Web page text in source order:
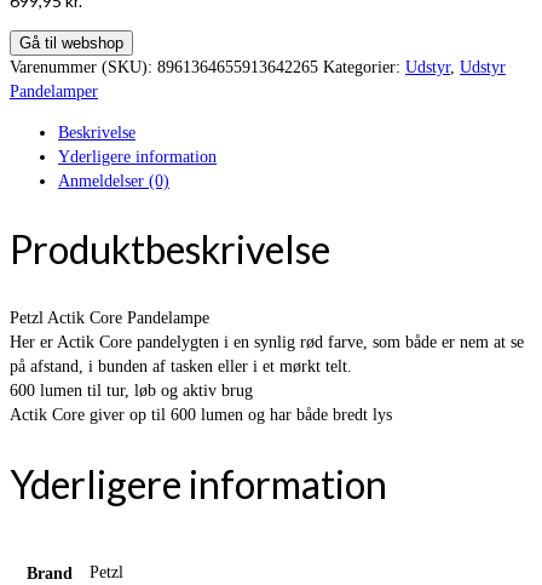
Gå til webshop
Varenummer (SKU): 8961364655913642265 Kategorier: Udstyr, Udstyr
Pandelamper
Beskrivelse
Yderligere information
Anmeldelser (0)
Produktbeskrivelse
Petzl Actik Core Pandelampe
Her er Actik Core pandelygten i en synlig rød farve, som både er nem at se
på afstand, i bunden af tasken eller i et mørkt telt.
600 lumen til tur, løb og aktiv brug
Actik Core giver op til 600 lumen og har både bredt lys
Yderligere information
Brand Petzl